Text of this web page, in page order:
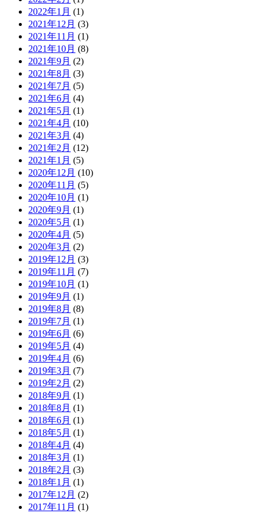
2022年1月 (1)
2021年12月 (3)
2021年11月 (1)
2021年10月 (8)
2021年9月 (2)
2021年8月 (3)
2021年7月 (5)
2021年6月 (4)
2021年5月 (1)
2021年4月 (10)
2021年3月 (4)
2021年2月 (12)
2021年1月 (5)
2020年12月 (10)
2020年11月 (5)
2020年10月 (1)
2020年9月 (1)
2020年5月 (1)
2020年4月 (5)
2020年3月 (2)
2019年12月 (3)
2019年11月 (7)
2019年10月 (1)
2019年9月 (1)
2019年8月 (8)
2019年7月 (1)
2019年6月 (6)
2019年5月 (4)
2019年4月 (6)
2019年3月 (7)
2019年2月 (2)
2018年9月 (1)
2018年8月 (1)
2018年6月 (1)
2018年5月 (1)
2018年4月 (4)
2018年3月 (1)
2018年2月 (3)
2018年1月 (1)
2017年12月 (2)
2017年11月 (1)